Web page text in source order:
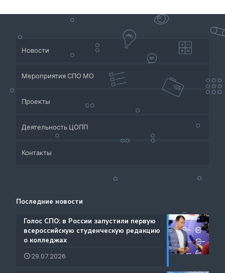
Новости
Мероприятия СПО МО
Проекты
Приёмная кампания
Система СПО Московской области
Аналитический отдел содействия трудоустройству
Каталог образовательных программ
Международная деятельность
Деятельность ЦОПП
Банк партнеров
Центр содействия занятости учащейся молодежи и
Документы
Истории Успеха
Контакты
Ресурсы ЦОПП МО
Последние новости
️Голос СПО: в России запустили первую
всероссийскую студенческую редакцию
о колледжах
29.07.2026